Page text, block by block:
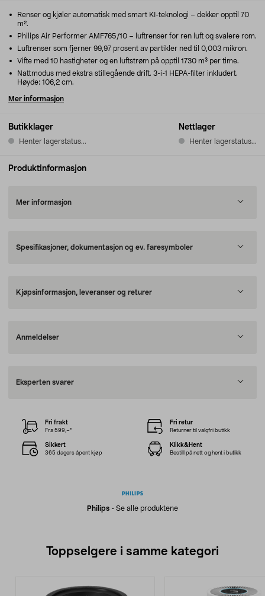
Butikklager
Henter lagerstatus...
Nettlager
Henter lagerstatus...
Renser og kjøler automatisk med smart KI-teknologi – dekker opptil 70
m².
Philips Air Performer AMF765/10 – luftrenser for ren luft og svalere rom.
Luftrenser som fjerner 99,97 prosent av partikler ned til 0,003 mikron.
Vifte med 10 hastigheter og en luftstrøm på opptil 1730 m³ per time.
Nattmodus med ekstra stillegående drift. 3-i-1 HEPA-filter inkludert.
Høyde: 106,2 cm.
Mer informasjon
Produktinformasjon
Mer informasjon
Spesifikasjoner, dokumentasjon og ev. faresymboler
Kjøpsinformasjon, leveranser og returer
Anmeldelser
Eksperten svarer
Philips - Se alle produktene
Fri frakt
Fra 599,–*
Fri retur
Returner til valgfri butikk
Sikkert
365 dagers åpent kjøp
Klikk&Hent
Bestill på nett og hent i butikk
Toppselgere i samme kategori